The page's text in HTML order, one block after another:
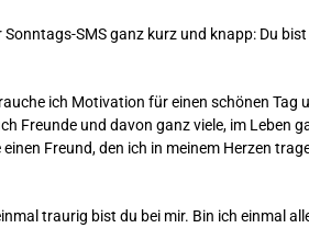
Sonntags-SMS ganz kurz und knapp: Du
ich Motivation für einen schönen Tag
Freunde und davon ganz viele, im Leben
einen Freund, den ich in meinem Herzen
traurig bist du bei mir. Bin ich einmal